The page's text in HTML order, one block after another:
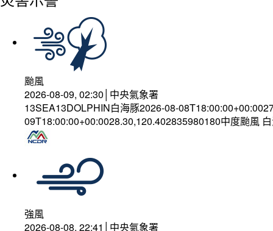
颱風
2026-08-09, 02:30│中央氣象署
13SEA13DOLPHIN白海豚2026-08-
09T18:00:00+00:0028.30,120.402835980180中度颱風
強風
2026-08-08, 22:41│中央氣象署